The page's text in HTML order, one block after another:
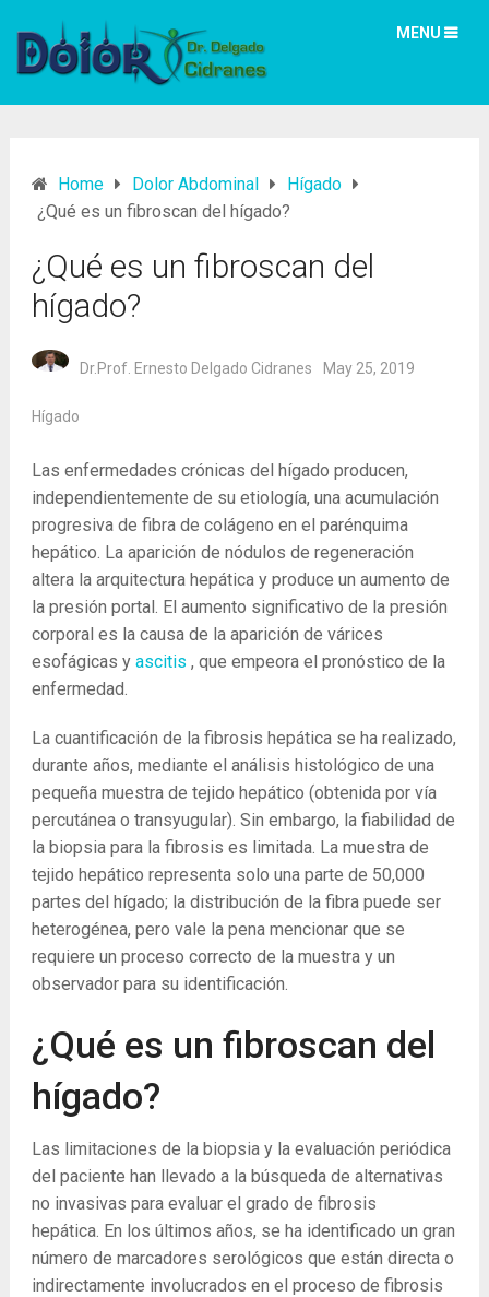
MENU
Home Dolor Abdominal
Hígado
¿Qué es un fibroscan del hígado?
¿Qué es un fibroscan del
hígado?
Dr.Prof. Ernesto Delgado Cidranes May 25, 2019
Hígado
Las enfermedades crónicas del hígado producen,
independientemente de su etiología, una acumulación
progresiva de fibra de colágeno en el parénquima
hepático. La aparición de nódulos de regeneración
altera la arquitectura hepática y produce un aumento de
la presión portal. El aumento significativo de la presión
corporal es la causa de la aparición de várices
esofágicas y ascitis , que empeora el pronóstico de la
enfermedad.
La cuantificación de la fibrosis hepática se ha realizado,
durante años, mediante el análisis histológico de una
pequeña muestra de tejido hepático (obtenida por vía
percutánea o transyugular). Sin embargo, la fiabilidad de
la biopsia para la fibrosis es limitada. La muestra de
tejido hepático representa solo una parte de 50,000
partes del hígado; la distribución de la fibra puede ser
heterogénea, pero vale la pena mencionar que se
requiere un proceso correcto de la muestra y un
observador para su identificación.
¿Qué es un fibroscan del
hígado?
Las limitaciones de la biopsia y la evaluación periódica
del paciente han llevado a la búsqueda de alternativas
no invasivas para evaluar el grado de fibrosis
hepática. En los últimos años, se ha identificado un gran
número de marcadores serológicos que están directa o
indirectamente involucrados en el proceso de fibrosis